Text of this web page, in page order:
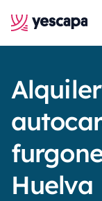
Huelva